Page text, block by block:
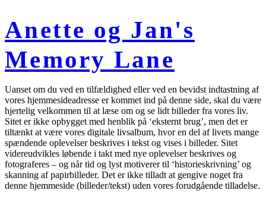
indhold
Anette og Jan's
Memory Lane
Uanset om du ved en tilfældighed eller ved en bevidst indtastning af
vores hjemmesideadresse er kommet ind på denne side, skal du være
hjertelig velkommen til at læse om og se lidt billeder fra vores liv.
Sitet er ikke opbygget med henblik på ‘eksternt brug’, men det er
tiltænkt at være vores digitale livsalbum, hvor en del af livets mange
spændende oplevelser beskrives i tekst og vises i billeder. Sitet
videreudvikles løbende i takt med nye oplevelser beskrives og
fotograferes – og når tid og lyst motiverer til ‘historieskrivning’ og
skanning af papirbilleder. Det er ikke tilladt at gengive noget fra
denne hjemmeside (billeder/tekst) uden vores forudgående tilladelse.